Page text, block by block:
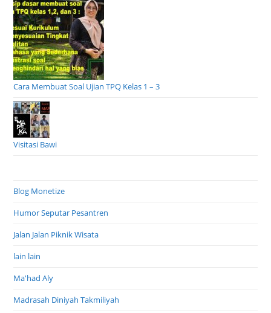
Cara Membuat Soal Ujian TPQ Kelas 1 – 3
Visitasi Bawi
Blog Monetize
Humor Seputar Pesantren
Jalan Jalan Piknik Wisata
lain lain
Ma'had Aly
Madrasah Diniyah Takmiliyah